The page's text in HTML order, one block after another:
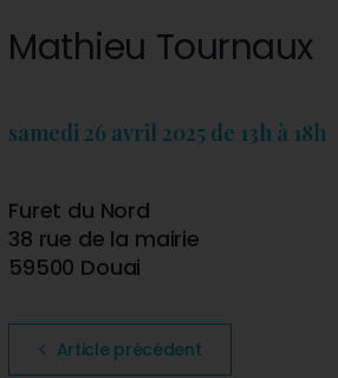
Mathieu Tournaux
samedi 26 avril 2025 de 13h à 18h
Furet du Nord
38 rue de la mairie
59500 Douai
Article précédent